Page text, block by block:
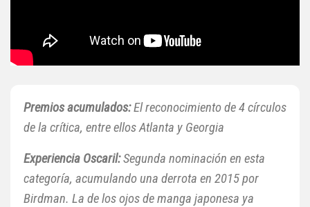
Premios acumulados:El reconocimiento de 4 círculos
de la crítica, entre ellos Atlanta y Georgia
Experiencia Oscaril:Segunda nominación en esta
categoría, acumulando una derrota en 2015 por
Birdman. La de los ojos de manga japonesa ya